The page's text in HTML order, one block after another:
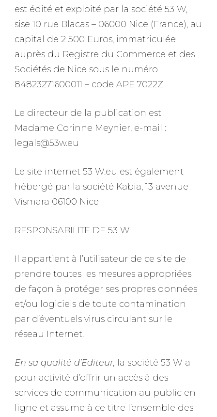
est édité et exploité par la société 53 W,
sise 10 rue Blacas – 06000 Nice (France), au
capital de 2 500 Euros, immatriculée
auprès du Registre du Commerce et des
Sociétés de Nice sous le numéro
84823271600011 – code APE 7022Z
Le directeur de la publication est
Madame Corinne Meynier, e-mail :
legals@53w.eu
Le site internet 53 W.eu est également
hébergé par la société Kabia, 13 avenue
Vismara 06100 Nice
RESPONSABILITE DE 53 W
Il appartient à l’utilisateur de ce site de
prendre toutes les mesures appropriées
de façon à protéger ses propres données
et/ou logiciels de toute contamination
par d’éventuels virus circulant sur le
réseau Internet.
En sa qualité d’Editeur, la société 53 W a
pour activité d’offrir un accès à des
services de communication au public en
ligne et assume à ce titre l’ensemble des